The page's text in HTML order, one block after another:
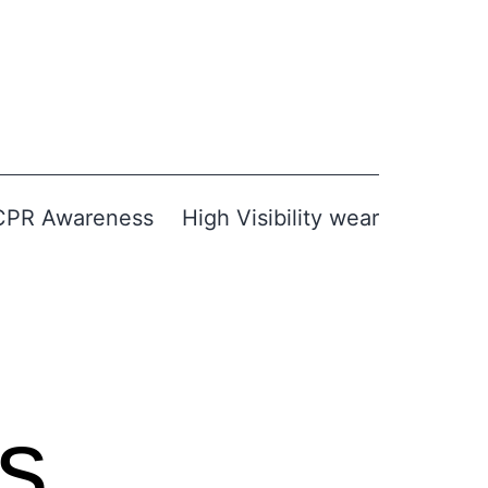
Awareness High Visibility wear